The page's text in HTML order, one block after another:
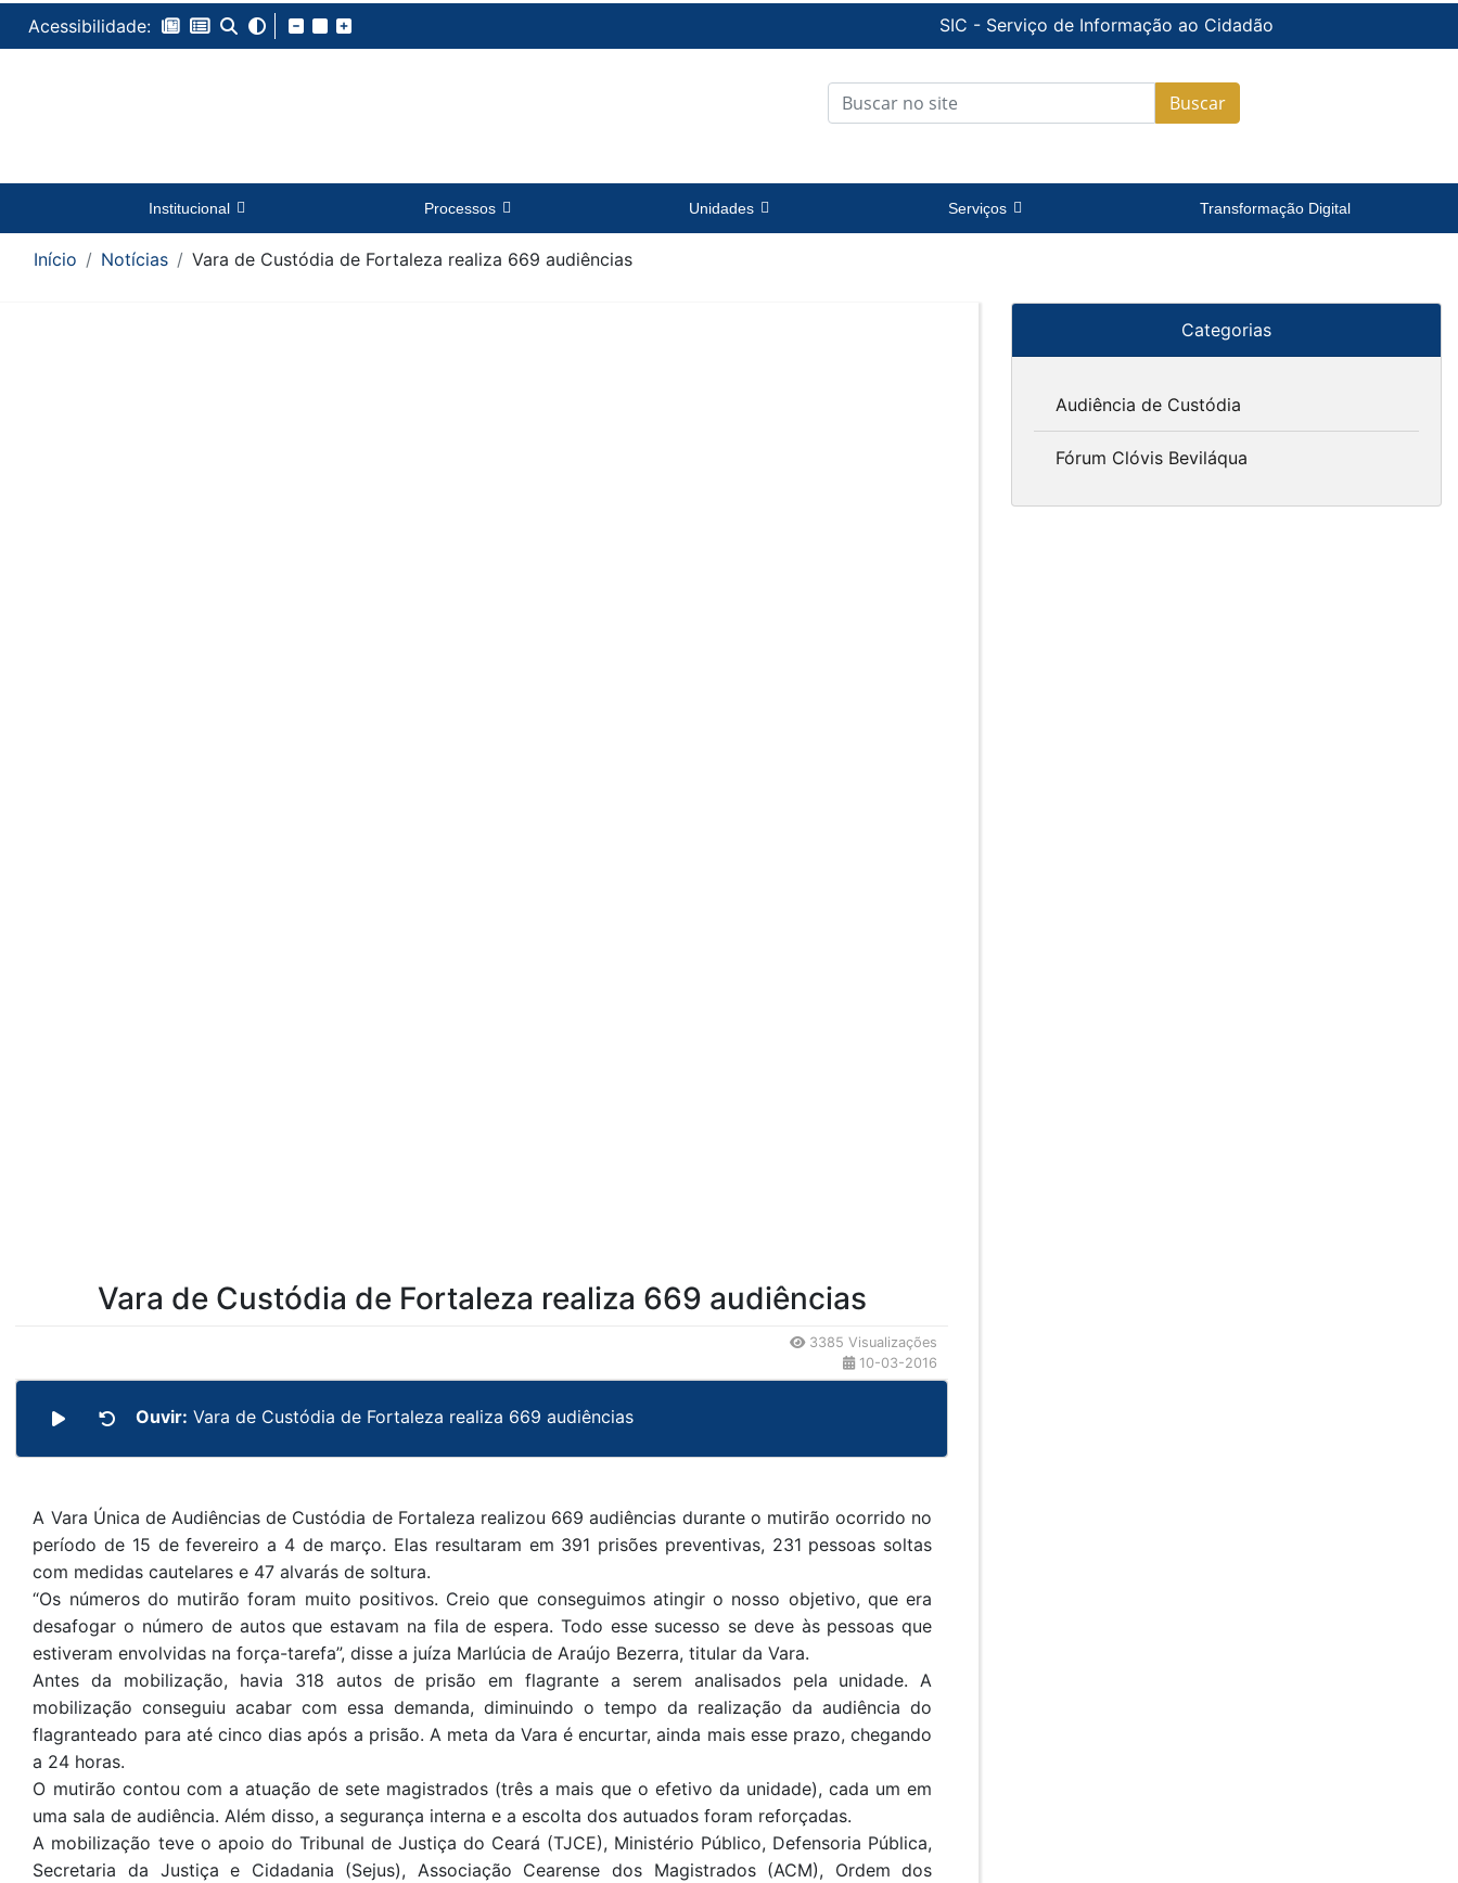
Acessibilidade: SIC - Serviço de Informação ao Cidadão
Buscar
Institucional Processos Unidades Serviços Transformação Digital
Início Notícias Vara de Custódia de Fortaleza realiza 669 audiências
Vara de Custódia de Fortaleza realiza 669 audiências
3385 Visualizações
10-03-2016
Ouvir: Vara de Custódia de Fortaleza realiza 669 audiências
A Vara Única de Audiências de Custódia de Fortaleza realizou 669 audiências durante o mutirão ocorrido no
período de 15 de fevereiro a 4 de março. Elas resultaram em 391 prisões preventivas, 231 pessoas soltas
com medidas cautelares e 47 alvarás de soltura.
“Os números do mutirão foram muito positivos. Creio que conseguimos atingir o nosso objetivo, que era
desafogar o número de autos que estavam na fila de espera. Todo esse sucesso se deve às pessoas que
estiveram envolvidas na força-tarefa”, disse a juíza Marlúcia de Araújo Bezerra, titular da Vara.
Antes da mobilização, havia 318 autos de prisão em flagrante a serem analisados pela unidade. A
mobilização conseguiu acabar com essa demanda, diminuindo o tempo da realização da audiência do
flagranteado para até cinco dias após a prisão. A meta da Vara é encurtar, ainda mais esse prazo, chegando
a 24 horas.
O mutirão contou com a atuação de sete magistrados (três a mais que o efetivo da unidade), cada um em
uma sala de audiência. Além disso, a segurança interna e a escolta dos autuados foram reforçadas.
A mobilização teve o apoio do Tribunal de Justiça do Ceará (TJCE), Ministério Público, Defensoria Pública,
Secretaria da Justiça e Cidadania (Sejus), Associação Cearense dos Magistrados (ACM), Ordem dos
Categorias
Audiência de Custódia
Fórum Clóvis Beviláqua